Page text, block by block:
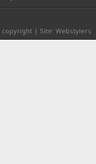
copyright | Site: Webstylers